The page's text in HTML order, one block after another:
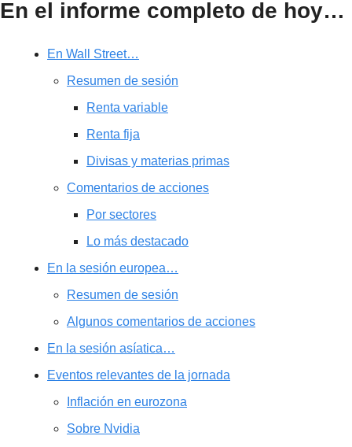
En el informe completo de hoy…
En Wall Street…
Resumen de sesión
Renta variable
Renta fija
Divisas y materias primas
Comentarios de acciones
Por sectores
Lo más destacado
En la sesión europea…
Resumen de sesión
Algunos comentarios de acciones
En la sesión asíatica…
Eventos relevantes de la jornada
Inflación en eurozona
Sobre Nvidia